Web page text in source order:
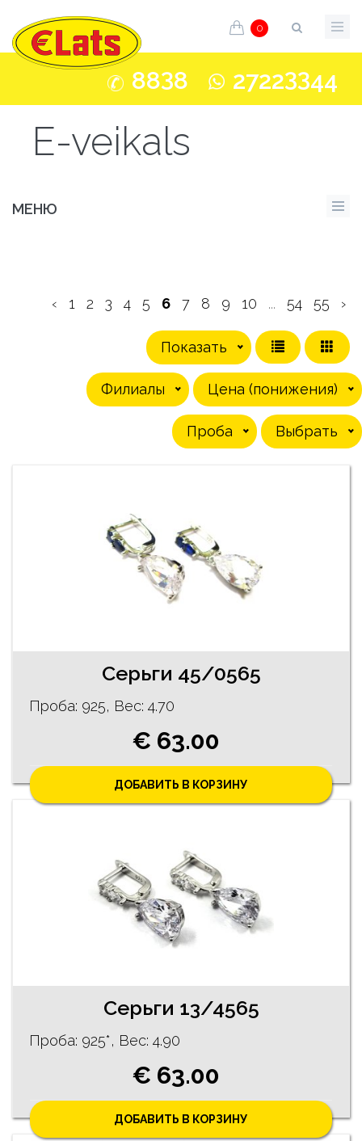
0
8838 27223344
E-veikals
МЕНЮ
‹ 1 2 3 4 5 6 7 8 9 10 ... 54 55 ›
Показать
Цена (понижения)
Филиалы
Выбрать
Проба
Cерьги 45/0565
Проба: 925, Bес: 4.70
€ 63.00
ДОБАВИТЬ В КОРЗИНУ
Cерьги 13/4565
Проба: 925*, Bес: 4.90
€ 63.00
ДОБАВИТЬ В КОРЗИНУ